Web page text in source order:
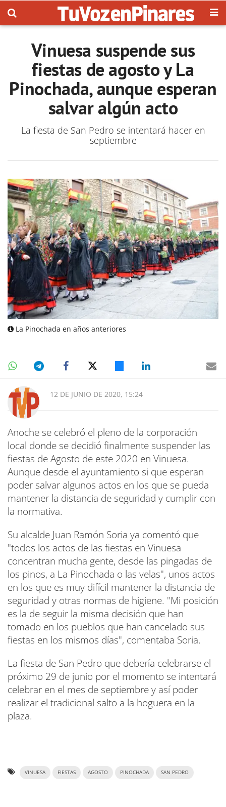
Vinuesa suspende sus
fiestas de agosto y La
Pinochada, aunque esperan
salvar algún acto
La fiesta de San Pedro se intentará hacer en
septiembre
La Pinochada en años anteriores
12 DE JUNIO DE 2020, 15:24
Anoche se celebró el pleno de la corporación
local donde se decidió finalmente suspender las
fiestas de Agosto de este 2020 en Vinuesa.
Aunque desde el ayuntamiento si que esperan
poder salvar algunos actos en los que se pueda
mantener la distancia de seguridad y cumplir con
la normativa.
Su alcalde Juan Ramón Soria ya comentó que
"todos los actos de las fiestas en Vinuesa
concentran mucha gente, desde las pingadas de
los pinos, a La Pinochada o las velas", unos actos
en los que es muy difícil mantener la distancia de
seguridad y otras normas de higiene. "Mi posición
es la de seguir la misma decisión que han
tomado en los pueblos que han cancelado sus
fiestas en los mismos días", comentaba Soria.
La fiesta de San Pedro que debería celebrarse el
próximo 29 de junio por el momento se intentará
celebrar en el mes de septiembre y así poder
realizar el tradicional salto a la hoguera en la
plaza.
VINUESA FIESTAS AGOSTO PINOCHADA SAN PEDRO